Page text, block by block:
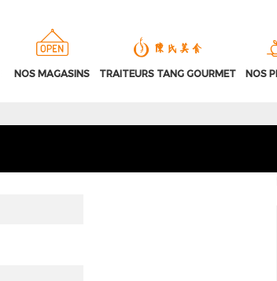
NOS MAGASINS TRAITEURS TANG GOURMET NOS